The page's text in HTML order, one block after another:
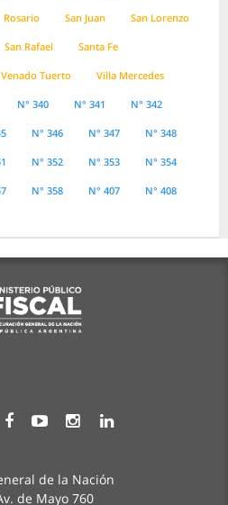
Rosario San Juan San Lorenzo
San Rafael Santa Fe
Venado Tuerto Villa Mercedes
N° 340 N° 341 N° 342
N° 346 N° 347 N° 348
N° 352 N° 353 N° 354
N° 358 N° 407 N° 408
de la Nación
de Mayo 760